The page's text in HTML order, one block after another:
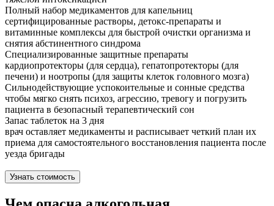
Полный набор медикаментов для капельниц
сертифицированные растворы, детокс-препараты и
витаминные комплексы для быстрой очистки организма и
снятия абстинентного синдрома
Специализированные защитные препараты
кардиопротекторы (для сердца), гепатопротекторы (для
печени) и ноотропы (для защиты клеток головного мозга)
Сильнодействующие успокоительные и сонные средства
чтобы мягко снять психоз, агрессию, тревогу и погрузить
пациента в безопасный терапевтический сон
Запас таблеток на 3 дня
врач оставляет медикаменты и расписывает четкий план их
приема для самостоятельного восстановления пациента после
уезда бригады
Узнать стоимость